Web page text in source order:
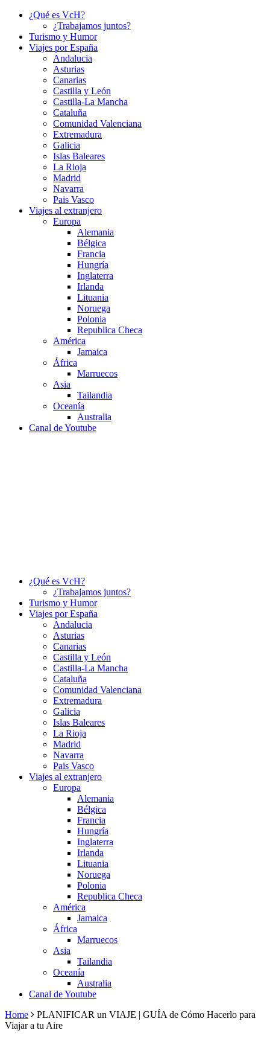
¿Qué es VcH?
¿Trabajamos juntos?
Turismo y Humor
Viajes por España
Andalucia
Asturias
Canarias
Castilla y León
Castilla-La Mancha
Cataluña
Comunidad Valenciana
Extremadura
Galicia
Islas Baleares
La Rioja
Madrid
Navarra
Pais Vasco
Viajes al extranjero
Europa
Alemania
Bélgica
Francia
Hungría
Inglaterra
Irlanda
Lituania
Noruega
Polonia
Republica Checa
América
Jamaica
África
Marruecos
Asia
Tailandia
Oceanía
Australia
Canal de Youtube
¿Qué es VcH?
¿Trabajamos juntos?
Turismo y Humor
Viajes por España
Andalucia
Asturias
Canarias
Castilla y León
Castilla-La Mancha
Cataluña
Comunidad Valenciana
Extremadura
Galicia
Islas Baleares
La Rioja
Madrid
Navarra
Pais Vasco
Viajes al extranjero
Europa
Alemania
Bélgica
Francia
Hungría
Inglaterra
Irlanda
Lituania
Noruega
Polonia
Republica Checa
América
Jamaica
África
Marruecos
Asia
Tailandia
Oceanía
Australia
Canal de Youtube
Home
PLANIFICAR un VIAJE | GUÍA de Cómo Hacerlo para
Viajar a tu Aire